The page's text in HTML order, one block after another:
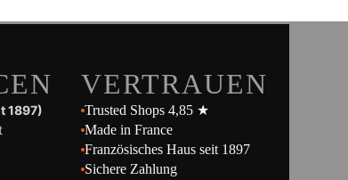
1897)
VERTRAUEN
Trusted Shops 4,85 ★
Made in France
Französisches Haus seit 1897
Sichere Zahlung